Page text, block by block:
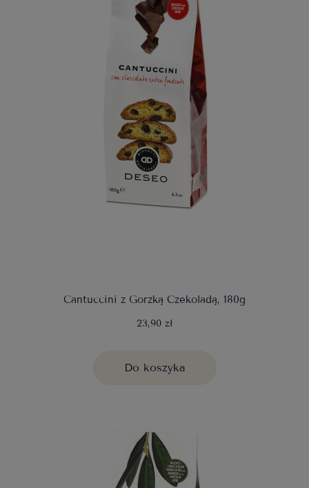
Cantuccini z Gorzką Czekoladą, 180g
23,90 zł
Do koszyka